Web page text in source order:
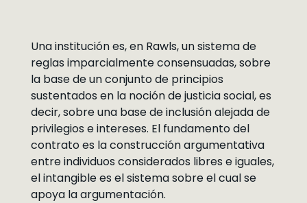
Una institución es, en Rawls, un sistema de
reglas imparcialmente consensuadas, sobre
la base de un conjunto de principios
sustentados en la noción de justicia social, es
decir, sobre una base de inclusión alejada de
privilegios e intereses. El fundamento del
contrato es la construcción argumentativa
entre individuos considerados libres e iguales,
el intangible es el sistema sobre el cual se
apoya la argumentación.